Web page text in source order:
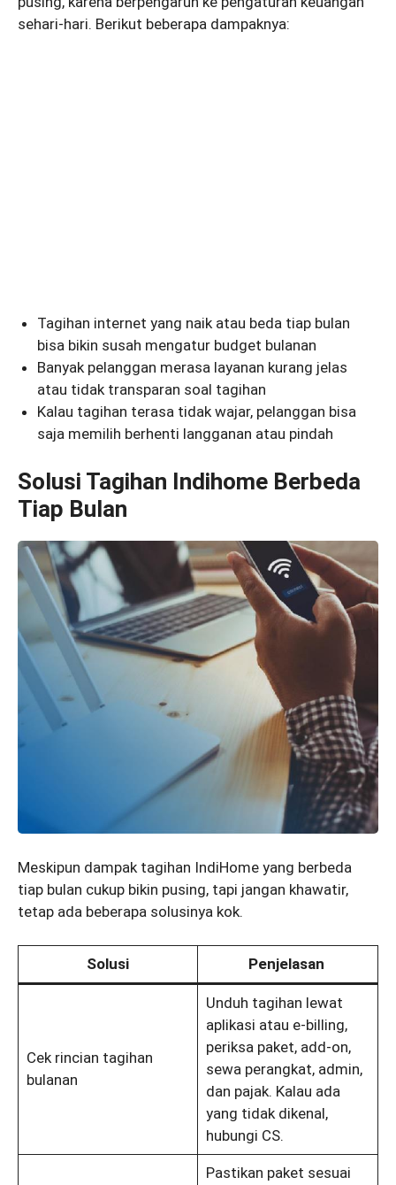
sehari-hari. Berikut beberapa dampaknya:
Tagihan internet yang naik atau beda tiap bulan
bisa bikin susah mengatur budget bulanan
Banyak pelanggan merasa layanan kurang jelas
atau tidak transparan soal tagihan
Kalau tagihan terasa tidak wajar, pelanggan bisa
saja memilih berhenti langganan atau pindah
Solusi Tagihan Indihome Berbeda
Tiap Bulan
Meskipun dampak tagihan IndiHome yang berbeda
tiap bulan cukup bikin pusing, tapi jangan khawatir,
tetap ada beberapa solusinya kok.
Solusi Penjelasan
Cek rincian tagihan
bulanan
Unduh tagihan lewat
aplikasi atau e-billing,
periksa paket, add-on,
sewa perangkat, admin,
dan pajak. Kalau ada
yang tidak dikenal,
hubungi CS.
Pastikan paket sesuai